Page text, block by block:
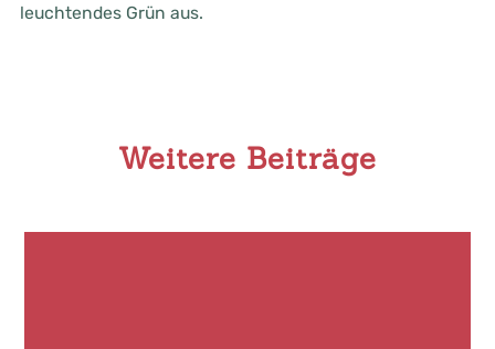
leuchtendes Grün aus.
Weitere Beiträge